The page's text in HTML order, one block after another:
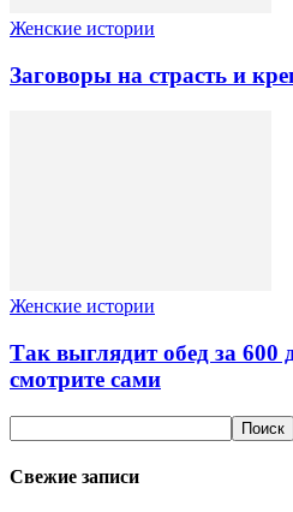
Женские истории
Заговоры на страсть и
Женские истории
Так выглядит обед за
смотрите сами
Свежие записи